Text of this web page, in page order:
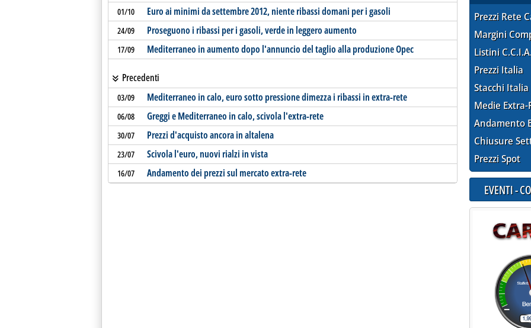
01/10 Euro ai minimi da settembre 2012, niente ribassi domani per i gasoli
24/09 Proseguono i ribassi per i gasoli, verde in leggero aumento
17/09 Mediterraneo in aumento dopo l'annuncio del taglio alla produzione Opec
Precedenti
03/09 Mediterraneo in calo, euro sotto pressione dimezza i ribassi in extra-rete
06/08 Greggi e Mediterraneo in calo, scivola l'extra-rete
30/07 Prezzi d'acquisto ancora in altalena
23/07 Scivola l'euro, nuovi rialzi in vista
16/07 Andamento dei prezzi sul mercato extra-rete
Prezzi Rete
Margini
Listini
Prezzi Italia
Stacchi Italia
Medie Extra-
Andamento
Chiusure
Prezzi Spot
EVENTI -